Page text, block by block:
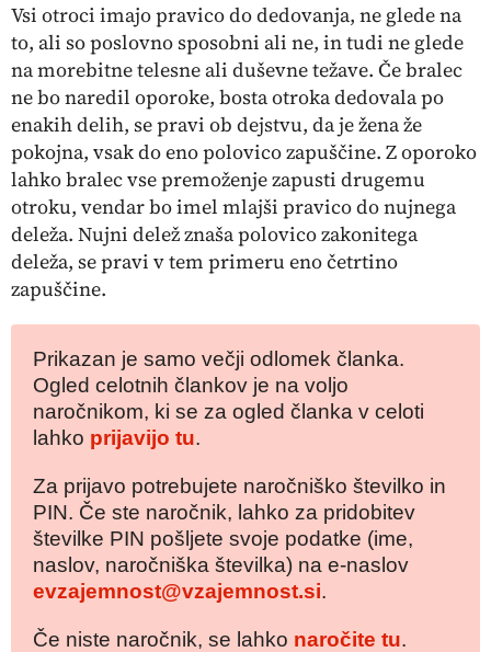
Vsi otroci imajo pravico do dedovanja, ne glede na
to, ali so poslovno sposobni ali ne, in tudi ne glede
na morebitne telesne ali duševne težave. Če bralec
ne bo naredil oporoke, bosta otroka dedovala po
enakih delih, se pravi ob dejstvu, da je žena že
pokojna, vsak do eno polovico zapuščine. Z oporoko
lahko bralec vse premoženje zapusti drugemu
otroku, vendar bo imel mlajši pravico do nujnega
deleža. Nujni delež znaša polovico zakonitega
deleža, se pravi v tem primeru eno četrtino
zapuščine.
Prikazan je samo večji odlomek članka.
Ogled celotnih člankov je na voljo
naročnikom, ki se za ogled članka v celoti
lahko prijavijo tu.
Za prijavo potrebujete naročniško številko in
PIN. Če ste naročnik, lahko za pridobitev
številke PIN pošljete svoje podatke (ime,
naslov, naročniška številka) na e-naslov
evzajemnost@vzajemnost.si.
Če niste naročnik, se lahko naročite tu.